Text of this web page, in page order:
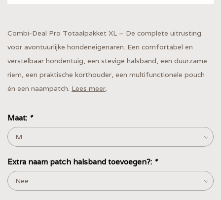
Combi-Deal Pro Totaalpakket XL – De complete uitrusting
voor avontuurlijke hondeneigenaren. Een comfortabel en
verstelbaar hondentuig, een stevige halsband, een duurzame
riem, een praktische korthouder, een multifunctionele pouch
én een naampatch. Lees meer.
Maat: *
Extra naam patch halsband toevoegen?: *